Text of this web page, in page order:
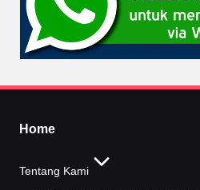
Home
Tentang Kami